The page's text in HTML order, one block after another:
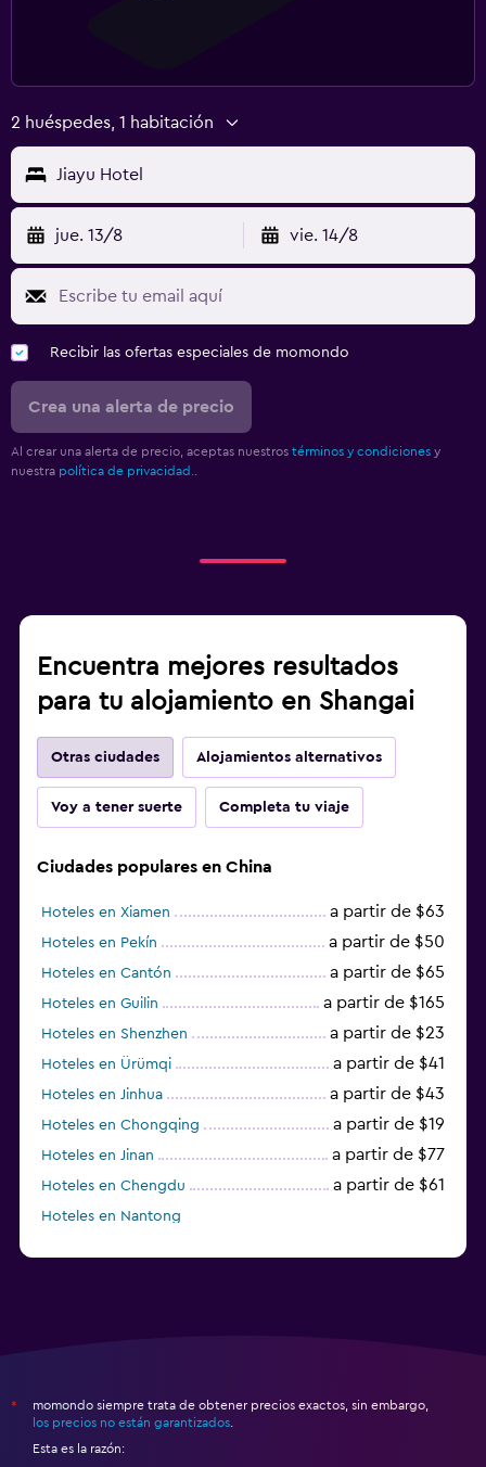
2 huéspedes, 1 habitación
Jiayu Hotel
jue. 13/8 vie. 14/8
Recibir las ofertas especiales de momondo
Crea una alerta de precio
Al crear una alerta de precio, aceptas nuestros términos y condiciones y
nuestra política de privacidad.
Encuentra mejores resultados
para tu alojamiento en Shangai
Otras ciudades Alojamientos alternativos
Voy a tener suerte Completa tu viaje
Ciudades populares en China
Hoteles en Xiamen a partir de $63
Hoteles en Pekín a partir de $50
Hoteles en Cantón a partir de $65
Hoteles en Guilin a partir de $165
Hoteles en Shenzhen a partir de $23
Hoteles en Ürümqi a partir de $41
Hoteles en Jinhua a partir de $43
Hoteles en Chongqing a partir de $19
Hoteles en Jinan a partir de $77
Hoteles en Chengdu a partir de $61
Hoteles en Nantong
*
momondo siempre trata de obtener precios exactos, sin embargo,
los precios no están garantizados
Esta es la razón: